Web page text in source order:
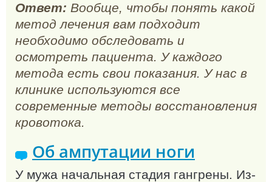
Ответ: Вообще, чтобы понять какой
метод лечения вам подходит
необходимо обследовать и
осмотреть пациента. У каждого
метода есть свои показания. У нас в
клинике используются все
современные методы восстановления
кровотока.
Об ампутации ноги
У мужа начальная стадия гангрены. Из-